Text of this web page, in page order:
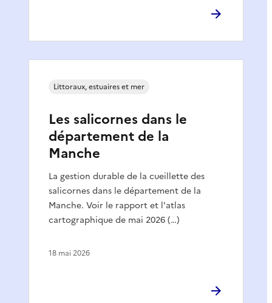
Les salicornes dans le
département de la
Manche
La gestion durable de la cueillette des
salicornes dans le département de la
Manche. Voir le rapport et l'atlas
cartographique de mai 2026 (…)
Littoraux, estuaires et mer
18 mai 2026